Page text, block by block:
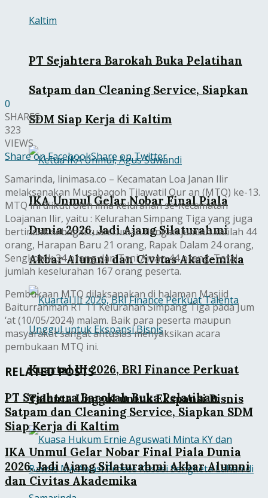
PT Sejahtera Barokah Buka Pelatihan
Satpam dan Cleaning Service, Siapkan
SDM Siap Kerja di Kaltim
IKA Unmul Gelar Nobar Final Piala
Dunia 2026, Jadi Ajang Silaturahmi
Akbar Alumni dan Civitas Akademika
Kuartal III 2026, BRI Finance Perkuat
Talenta Unggul untuk Ekspansi Bisnis
0
SHARES
323
VIEWS
Share on FacebookShare on Twitter
Samarinda, linimasa.co – Kecamatan Loa Janan Ilir
melaksanakan Musabaqoh Tilawatil Qur an (MTQ) ke-13.
MTQ ini diikuti oleh lima kelurahan se-Kecamatan
Loajanan Ilir, yaitu : Kelurahan Simpang Tiga yang juga
bertindak sebagai tuan rumah dengan jumlah kafilah 44
orang, Harapan Baru 21 orang, Rapak Dalam 24 orang,
Sengkotek 34 orang dan Tani Aman 44 orang. Total
jumlah keselurahan 167 orang peserta.
Pembukaan MTQ dilaksanakan di halaman Masjid
Baiturrahman RT 11 Kelurahan Simpang Tiga pada Jum
‘at (10/05/2024) malam. Baik para peserta maupun
masyarakat sangat antusias menyaksikan acara
pembukaan MTQ ini.
RELATED POSTS
PT Sejahtera Barokah Buka Pelatihan
Satpam dan Cleaning Service, Siapkan SDM
Siap Kerja di Kaltim
IKA Unmul Gelar Nobar Final Piala Dunia
2026, Jadi Ajang Silaturahmi Akbar Alumni
dan Civitas Akademika